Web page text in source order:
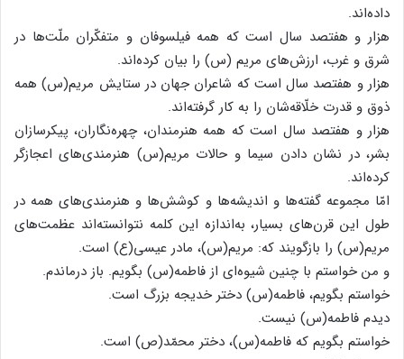
داده‌اند.
هزار و هفتصد سال است که همه فیلسوفان و متفکّران ملّت‌ها در
شرق و غرب، ارزش‌های مریم (س) را بیان کرده‌اند.
هزار و هفتصد سال است که شاعران جهان در ستایش مریم(س) همه‌
ذوق و قدرت خلّاقه‌‌شان را به کار گرفته‌اند.
هزار و هفتصد سال است که همه‌ هنرمندان، چهره‌نگاران، پیکرسازان
بشر، در نشان دادن سیما و حالات مریم(س) هنرمندی‌های اعجاز‌گر
کرده‌‌اند.
امّا مجموعه‌ گفته‌ها و اندیشه‌ها و کوشش‌ها و هنرمندی‌‌های همه در
طول این قرن‌های بسیار، به‌اندازه‌ این کلمه نتوانسته‌‌اند عظمت‌های
مریم(س) را بازگویند که: مریم(س)، مادر عیسی(ع) است.
و من خواستم با چنین شیوه‌‌ای از فاطمه(س) بگویم. باز درماندم.
خواستم بگویم، فاطمه(س) دختر خدیجه بزرگ است.
دیدم فاطمه(س) نیست.
خواستم بگویم که فاطمه(س)، دختر محمّد(ص) است.